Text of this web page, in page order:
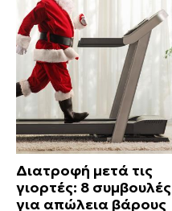
Διατροφή μετά τις
γιορτές: 8 συμβουλές
για απώλεια βάρους